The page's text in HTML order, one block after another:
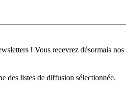
! Vous recevrez désormais nos
des listes de diffusion sélectionnée.